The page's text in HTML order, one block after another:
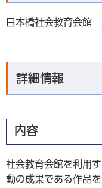
日本橋社会教育会館
詳細情報
内容
社会教育会館を利用
動の成果である作品